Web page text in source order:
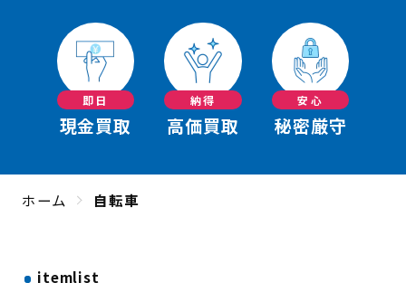
即日
現金買取
納得
高価買取
安心
秘密厳守
ホーム 自転車
itemlist